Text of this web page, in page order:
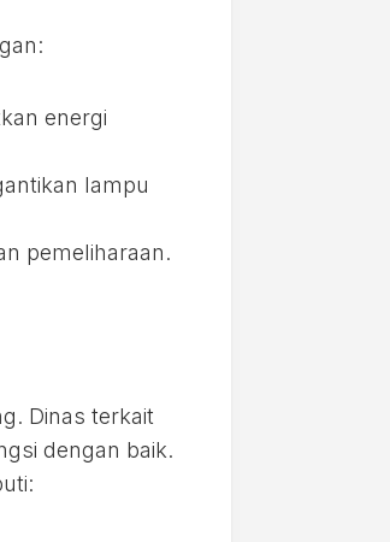
energi
lampu
pemeliharaan.
Dinas terkait
dengan baik.